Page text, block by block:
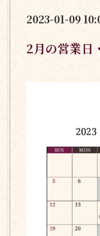
2023-01-09
2月の営業日